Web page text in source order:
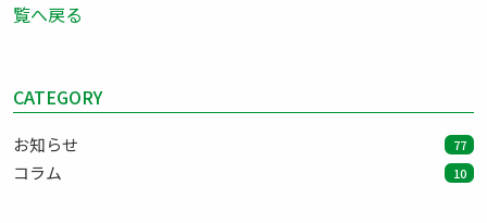
覧へ戻る
CATEGORY
お知らせ 77
コラム 10